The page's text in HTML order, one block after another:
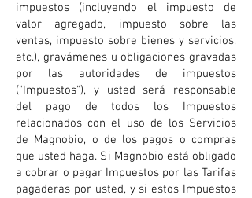
impuestos (incluyendo el impuesto de
valor agregado, impuesto sobre las
ventas, impuesto sobre bienes y servicios,
etc.), gravámenes u obligaciones gravadas
por las autoridades de impuestos
("Impuestos"), y usted será responsable
del pago de todos los Impuestos
relacionados con el uso de los Servicios
de Magnobio, o de los pagos o compras
que usted haga. Si Magnobio está obligado
a cobrar o pagar Impuestos por las Tarifas
pagaderas por usted, y si estos Impuestos